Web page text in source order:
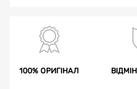
100% ОРИГІНАЛ